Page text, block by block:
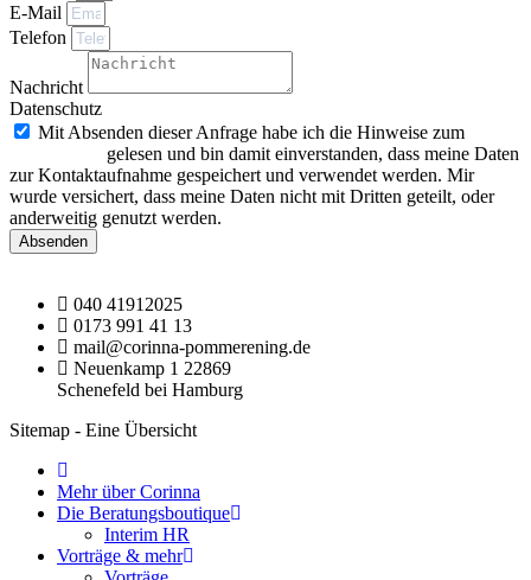
E-Mail
Telefon
Nachricht
Datenschutz
Mit Absenden dieser Anfrage habe ich die Hinweise zum
gelesen und bin damit einverstanden, dass meine Daten
zur Kontaktaufnahme gespeichert und verwendet werden. Mir
wurde versichert, dass meine Daten nicht mit Dritten geteilt, oder
anderweitig genutzt werden.
Absenden
040 41912025
0173 991 41 13
mail@corinna-pommerening.de
Neuenkamp 1 22869
Schenefeld bei Hamburg
Sitemap - Eine Übersicht
Mehr über Corinna
Die Beratungsboutique
Interim HR
Vorträge & mehr